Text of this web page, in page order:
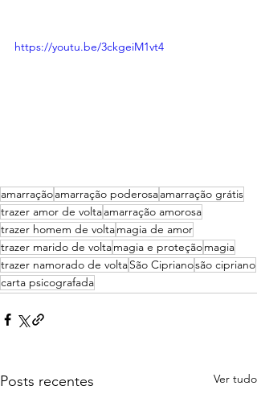
https://youtu.be/3ckgeiM1vt4
amarraçãoamarração poderosaamarração grátis
trazer amor de voltaamarração amorosa
trazer homem de voltamagia de amor
trazer marido de voltamagia e proteçãomagia
trazer namorado de voltaSão Ciprianosão cipriano
carta psicografada
Posts recentes Ver tudo